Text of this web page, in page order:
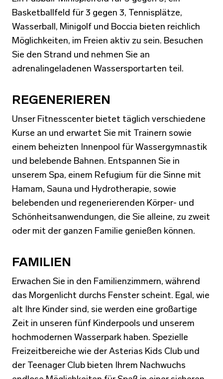
Basketballfeld für 3 gegen 3, Tennisplätze,
Wasserball, Minigolf und Boccia bieten reichlich
Möglichkeiten, im Freien aktiv zu sein. Besuchen
Sie den Strand und nehmen Sie an
adrenalingeladenen Wassersportarten teil.
REGENERIEREN
Unser Fitnesscenter bietet täglich verschiedene
Kurse an und erwartet Sie mit Trainern sowie
einem beheizten Innenpool für Wassergymnastik
und belebende Bahnen. Entspannen Sie in
unserem Spa, einem Refugium für die Sinne mit
Hamam, Sauna und Hydrotherapie, sowie
belebenden und regenerierenden Körper- und
Schönheitsanwendungen, die Sie alleine, zu zweit
oder mit der ganzen Familie genießen können.
FAMILIEN
Erwachen Sie in den Familienzimmern, während
das Morgenlicht durchs Fenster scheint. Egal, wie
alt Ihre Kinder sind, sie werden eine großartige
Zeit in unseren fünf Kinderpools und unserem
hochmodernen Wasserpark haben. Spezielle
Freizeitbereiche wie der Asterias Kids Club und
der Teenager Club bieten Ihrem Nachwuchs